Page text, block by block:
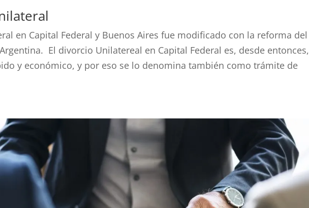
en Capital Federal y Buenos Aires fue modificado con la reforma del
El divorcio Unilatereal en Capital Federal es, desde entonces,
y económico, y por eso se lo denomina también como trámite de